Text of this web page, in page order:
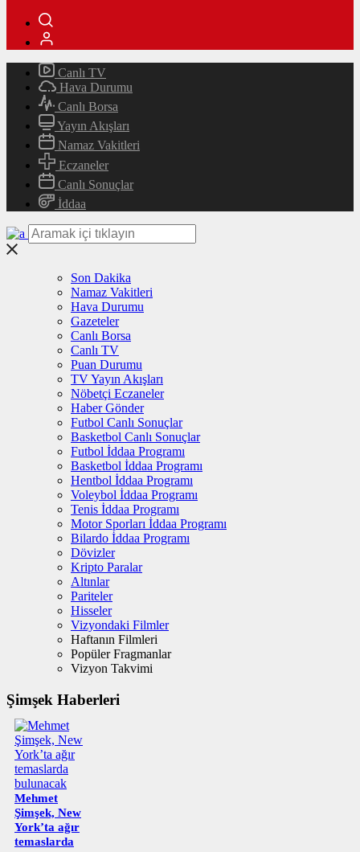
Canlı TV
Hava Durumu
Canlı Borsa
Yayın Akışları
Namaz Vakitleri
Eczaneler
Canlı Sonuçlar
İddaa
Son Dakika
Namaz Vakitleri
Hava Durumu
Gazeteler
Canlı Borsa
Canlı TV
Puan Durumu
TV Yayın Akışları
Nöbetçi Eczaneler
Haber Gönder
Futbol Canlı Sonuçlar
Basketbol Canlı Sonuçlar
Futbol İddaa Programı
Basketbol İddaa Programı
Hentbol İddaa Programı
Voleybol İddaa Programı
Tenis İddaa Programı
Motor Sporları İddaa Programı
Bilardo İddaa Programı
Dövizler
Kripto Paralar
Altınlar
Pariteler
Hisseler
Vizyondaki Filmler
Haftanın Filmleri
Popüler Fragmanlar
Vizyon Takvimi
Şimşek Haberleri
Mehmet
Şimşek, New
York’ta ağır
temaslarda